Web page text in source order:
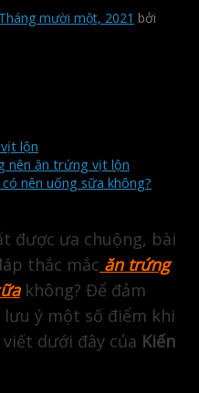
mười một, 2021 bởi
lộn
nên ăn trứng vịt lộn
nên uống sữa không?
được ưa chuộng, bài
thắc mắc ăn trứng
không? Để đảm
ý một số điểm khi
dưới đây của Kiến